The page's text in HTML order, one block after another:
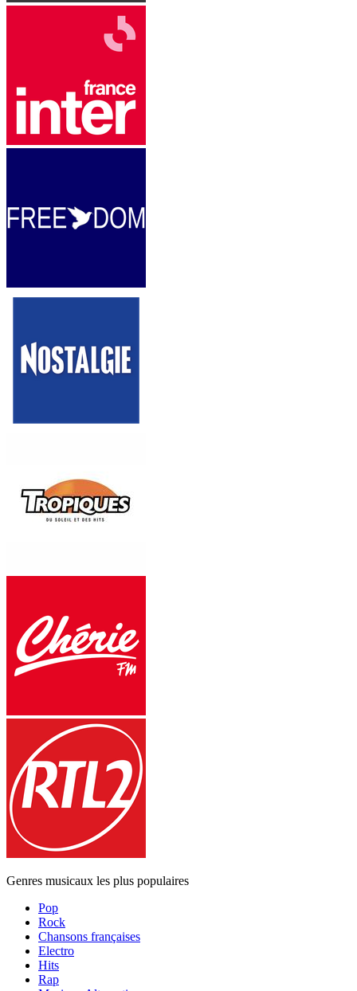
Genres musicaux les plus populaires
Pop
Rock
Chansons françaises
Electro
Hits
Rap